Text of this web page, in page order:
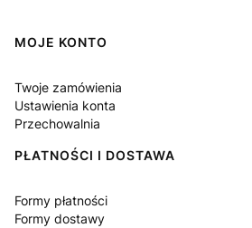
Linki w stopce
MOJE KONTO
Twoje zamówienia
Ustawienia konta
Przechowalnia
PŁATNOŚCI I DOSTAWA
Formy płatności
Formy dostawy